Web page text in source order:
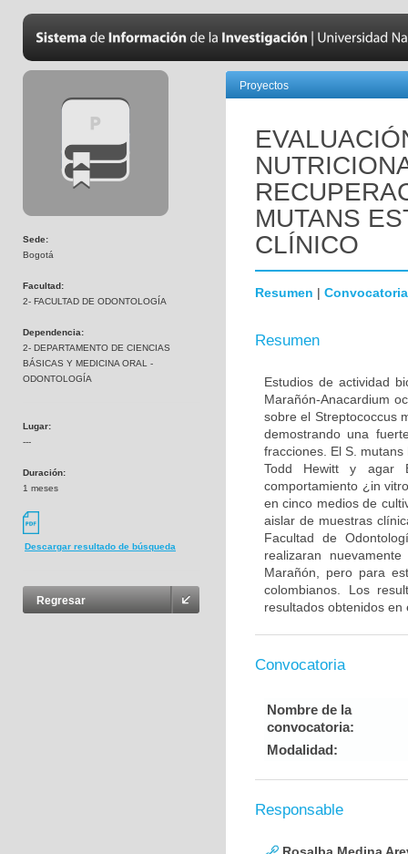
Sede:
Bogotá
Facultad:
2- FACULTAD DE ODONTOLOGÍA
Dependencia:
2- DEPARTAMENTO DE CIENCIAS
BÁSICAS Y MEDICINA ORAL -
ODONTOLOGÍA
Lugar:
---
Duración:
1 meses
Descargar resultado de búsqueda
Regresar
Proyectos
MUTANS
CLÍNICO
Resumen | Convocatoria
Resumen
Estudios de actividad
Marañón-Anacardium
sobre el Streptococcus
demostrando una
fracciones. El S.
Todd Hewitt y agar
comportamiento ¿in
en cinco medios de
aislar de muestras
Facultad de
realizaran
Marañón, pero para
colombianos. Los
resultados obtenidos en
Convocatoria
Nombre de la
convocatoria:
Modalidad:
Responsable